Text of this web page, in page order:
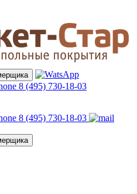
8 (495) 730-18-03
8 (495) 730-18-03